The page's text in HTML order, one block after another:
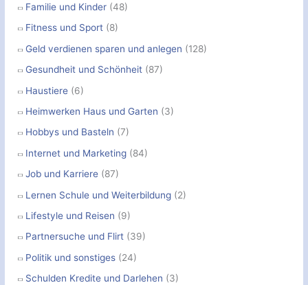
Familie und Kinder (48)
Fitness und Sport (8)
Geld verdienen sparen und anlegen (128)
Gesundheit und Schönheit (87)
Haustiere (6)
Heimwerken Haus und Garten (3)
Hobbys und Basteln (7)
Internet und Marketing (84)
Job und Karriere (87)
Lernen Schule und Weiterbildung (2)
Lifestyle und Reisen (9)
Partnersuche und Flirt (39)
Politik und sonstiges (24)
Schulden Kredite und Darlehen (3)